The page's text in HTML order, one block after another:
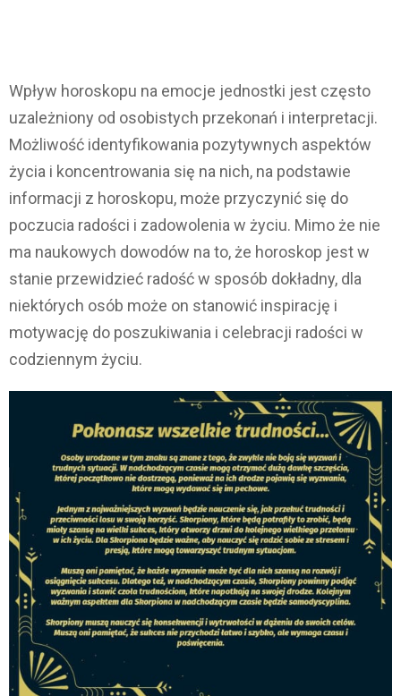
Wpływ horoskopu na emocje jednostki jest często
uzależniony od osobistych przekonań i interpretacji.
Możliwość identyfikowania pozytywnych aspektów
życia i koncentrowania się na nich, na podstawie
informacji z horoskopu, może przyczynić się do
poczucia radości i zadowolenia w życiu. Mimo że nie
ma naukowych dowodów na to, że horoskop jest w
stanie przewidzieć radość w sposób dokładny, dla
niektórych osób może on stanowić inspirację i
motywację do poszukiwania i celebracji radości w
codziennym życiu.